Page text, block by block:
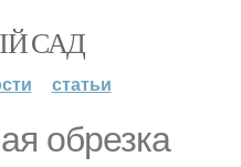
САД
статьи
обрезка